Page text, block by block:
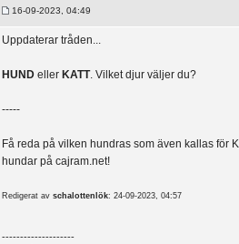
16-09-2023, 04:49
Uppdaterar tråden...
HUND eller KATT. Vilket djur väljer du?
-----
Få reda på vilken hundras som även kallas för
hundar på cajram.net!
Redigerat av schalottenlök: 24-09-2023, 04:57
--------------------